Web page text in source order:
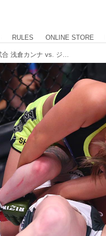
RULES ONLINE STORE